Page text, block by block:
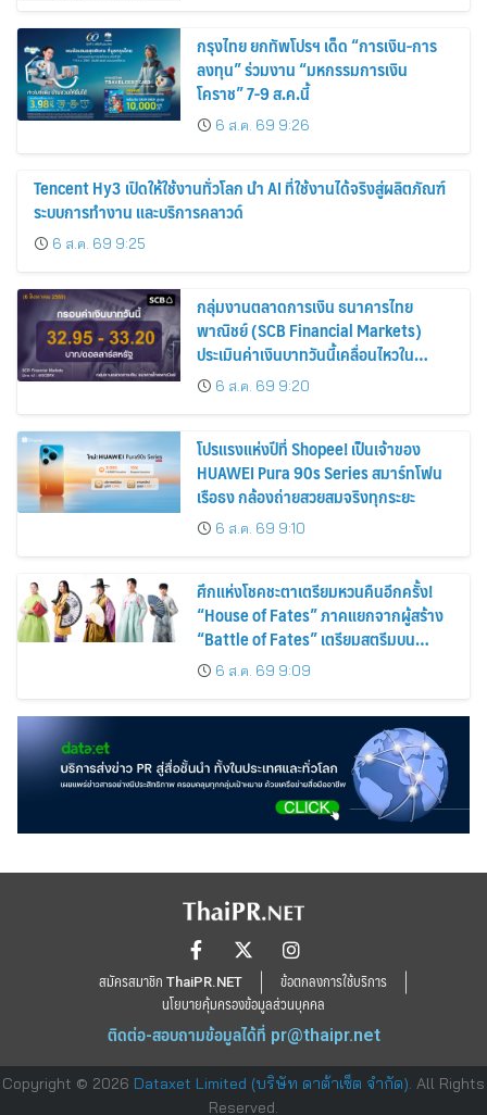
กรุงไทย ยกทัพโปรฯ เด็ด “การเงิน-การ
ลงทุน” ร่วมงาน “มหกรรมการเงิน
โคราช” 7-9 ส.ค.นี้
6 ส.ค. 69 9:26
Tencent Hy3 เปิดให้ใช้งานทั่วโลก นำ AI ที่ใช้งานได้จริงสู่ผลิตภัณฑ์
ระบบการทำงาน และบริการคลาวด์
6 ส.ค. 69 9:25
กลุ่มงานตลาดการเงิน ธนาคารไทย
พาณิชย์ (SCB Financial Markets)
ประเมินค่าเงินบาทวันนี้เคลื่อนไหวใน
กรอบ 32.95-33.20 บาท/ดอลลาร์
6 ส.ค. 69 9:20
โปรแรงแห่งปีที่ Shopee! เป็นเจ้าของ
HUAWEI Pura 90s Series สมาร์ทโฟน
เรือธง กล้องถ่ายสวยสมจริงทุกระยะ
6 ส.ค. 69 9:10
ศึกแห่งโชคชะตาเตรียมหวนคืนอีกครั้ง!
“House of Fates” ภาคแยกจากผู้สร้าง
“Battle of Fates” เตรียมสตรีมบน
Disney+ ที่นี่ที่เดียว
6 ส.ค. 69 9:09
สมัครสมาชิก ThaiPR.NET
ข้อตกลงการใช้บริการ
นโยบายคุ้มครองข้อมูลส่วนบุคคล
ติดต่อ-สอบถามข้อมูลได้ที่ pr@thaipr.net
Copyright © 2026 Dataxet Limited (บริษัท ดาต้าเซ็ต จำกัด). All Rights
Reserved.